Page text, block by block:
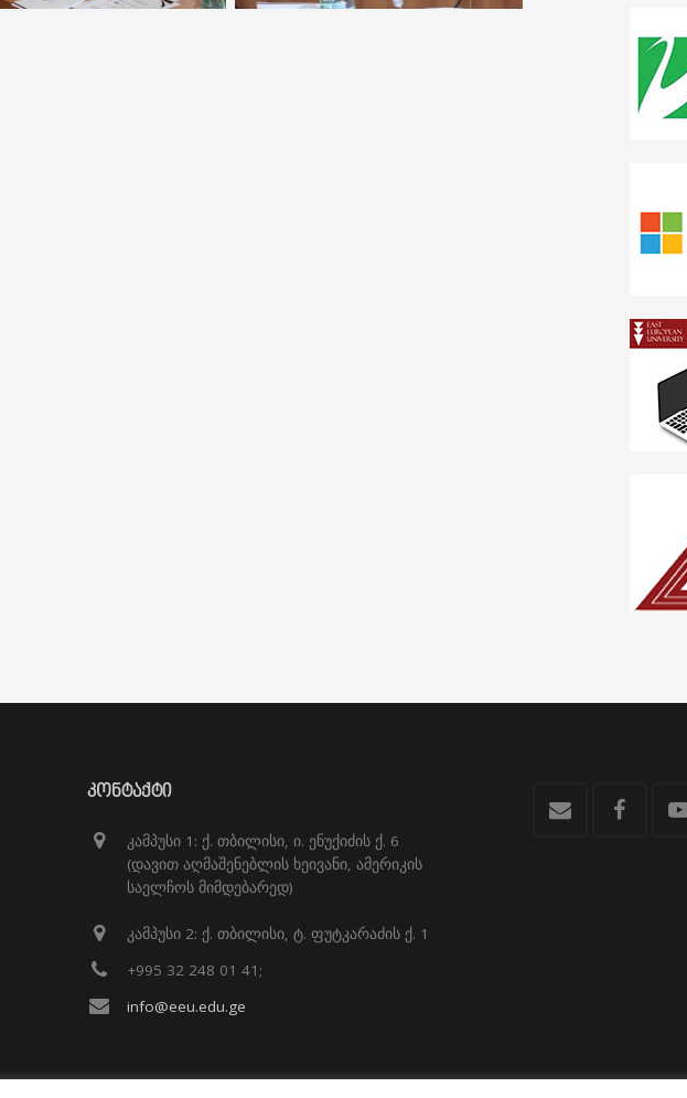
ᲙᲝᲜᲢᲐᲥᲢᲘ
კამპუსი 1: ქ. თბილისი, ი. ენუქიძის ქ. 6
(დავით აღმაშენებლის ხეივანი, ამერიკის
საელჩოს მიმდებარედ)
კამპუსი 2: ქ. თბილისი, ტ. ფუტკარაძის ქ. 1
+995 32 248 01 41;
info@eeu.edu.ge